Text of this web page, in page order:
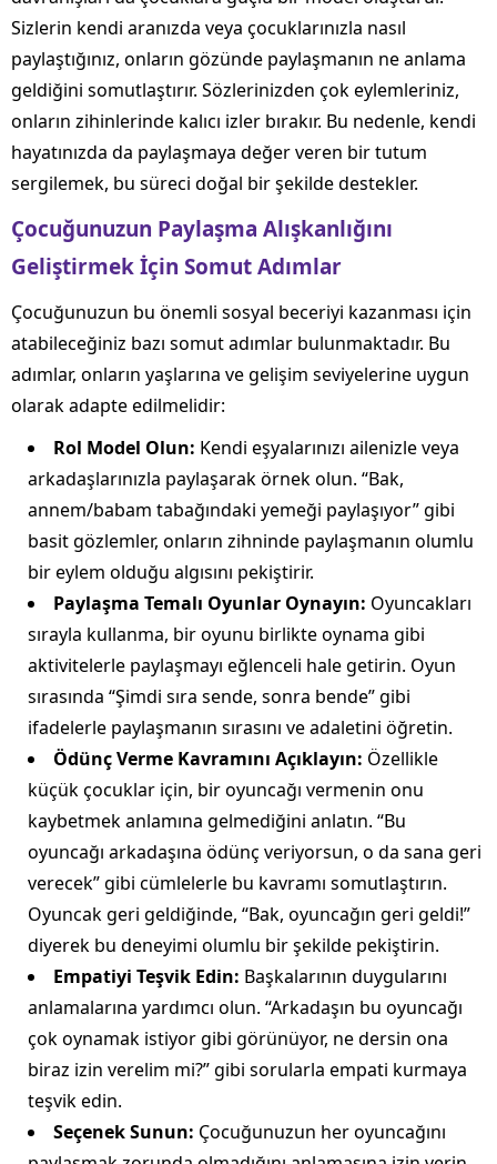
Sizlerin kendi aranızda veya çocuklarınızla nasıl
paylaştığınız, onların gözünde paylaşmanın ne anlama
geldiğini somutlaştırır. Sözlerinizden çok eylemleriniz,
onların zihinlerinde kalıcı izler bırakır. Bu nedenle, kendi
hayatınızda da paylaşmaya değer veren bir tutum
sergilemek, bu süreci doğal bir şekilde destekler.
Çocuğunuzun Paylaşma Alışkanlığını
Geliştirmek İçin Somut Adımlar
Çocuğunuzun bu önemli sosyal beceriyi kazanması için
atabileceğiniz bazı somut adımlar bulunmaktadır. Bu
adımlar, onların yaşlarına ve gelişim seviyelerine uygun
olarak adapte edilmelidir:
Rol Model Olun: Kendi eşyalarınızı ailenizle veya
arkadaşlarınızla paylaşarak örnek olun. “Bak,
annem/babam tabağındaki yemeği paylaşıyor” gibi
basit gözlemler, onların zihninde paylaşmanın olumlu
bir eylem olduğu algısını pekiştirir.
Paylaşma Temalı Oyunlar Oynayın: Oyuncakları
sırayla kullanma, bir oyunu birlikte oynama gibi
aktivitelerle paylaşmayı eğlenceli hale getirin. Oyun
sırasında “Şimdi sıra sende, sonra bende” gibi
ifadelerle paylaşmanın sırasını ve adaletini öğretin.
Ödünç Verme Kavramını Açıklayın: Özellikle
küçük çocuklar için, bir oyuncağı vermenin onu
kaybetmek anlamına gelmediğini anlatın. “Bu
oyuncağı arkadaşına ödünç veriyorsun, o da sana geri
verecek” gibi cümlelerle bu kavramı somutlaştırın.
Oyuncak geri geldiğinde, “Bak, oyuncağın geri geldi!”
diyerek bu deneyimi olumlu bir şekilde pekiştirin.
Empatiyi Teşvik Edin: Başkalarının duygularını
anlamalarına yardımcı olun. “Arkadaşın bu oyuncağı
çok oynamak istiyor gibi görünüyor, ne dersin ona
biraz izin verelim mi?” gibi sorularla empati kurmaya
teşvik edin.
Seçenek Sunun: Çocuğunuzun her oyuncağını